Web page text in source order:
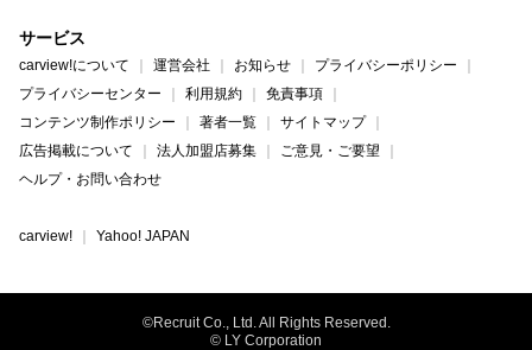
サービス
carview!について 運営会社 お知らせ
プライバシーポリシー
プライバシーセンター
利用規約
免責事項
コンテンツ制作ポリシー
著者一覧
サイトマップ
広告掲載について
法人加盟店募集
ご意見・ご要望
ヘルプ・お問い合わせ
carview! Yahoo! JAPAN
©Recruit Co., Ltd. All Rights Reserved.
© LY Corporation